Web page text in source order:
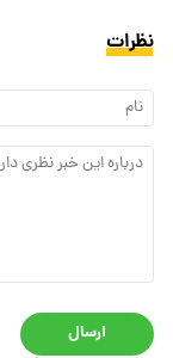
نظرات
ارسال